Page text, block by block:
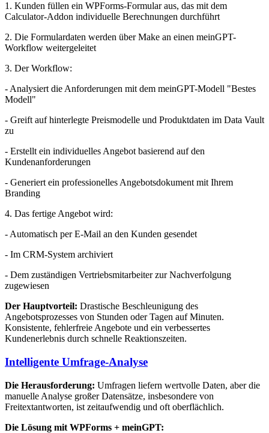
1. Kunden füllen ein WPForms-Formular aus, das mit dem
Calculator-Addon individuelle Berechnungen durchführt
2. Die Formulardaten werden über Make an einen meinGPT-
Workflow weitergeleitet
3. Der Workflow:
- Analysiert die Anforderungen mit dem meinGPT-Modell "Bestes
Modell"
- Greift auf hinterlegte Preismodelle und Produktdaten im Data Vault
zu
- Erstellt ein individuelles Angebot basierend auf den
Kundenanforderungen
- Generiert ein professionelles Angebotsdokument mit Ihrem
Branding
4. Das fertige Angebot wird:
- Automatisch per E-Mail an den Kunden gesendet
- Im CRM-System archiviert
- Dem zuständigen Vertriebsmitarbeiter zur Nachverfolgung
zugewiesen
Der Hauptvorteil: Drastische Beschleunigung des
Angebotsprozesses von Stunden oder Tagen auf Minuten.
Konsistente, fehlerfreie Angebote und ein verbessertes
Kundenerlebnis durch schnelle Reaktionszeiten.
Intelligente Umfrage-Analyse
Die Herausforderung: Umfragen liefern wertvolle Daten, aber die
manuelle Analyse großer Datensätze, insbesondere von
Freitextantworten, ist zeitaufwendig und oft oberflächlich.
Die Lösung mit WPForms + meinGPT: